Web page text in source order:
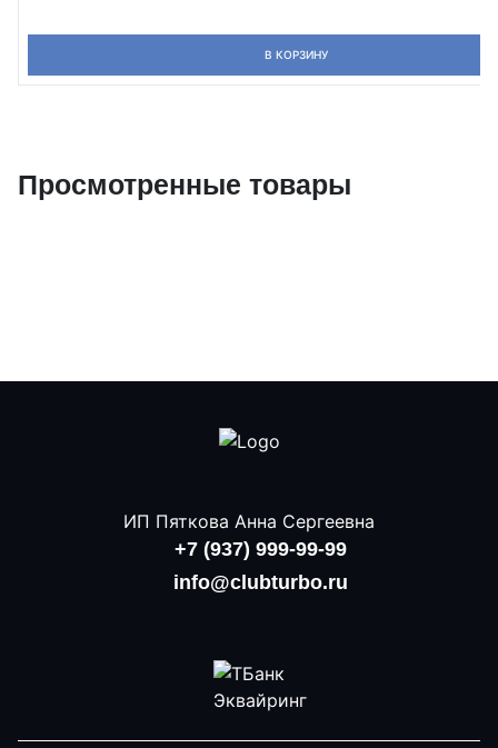
В КОРЗИНУ
Просмотренные товары
ИП Пяткова Анна Сергеевна
+7 (937) 999-99-99
info@clubturbo.ru